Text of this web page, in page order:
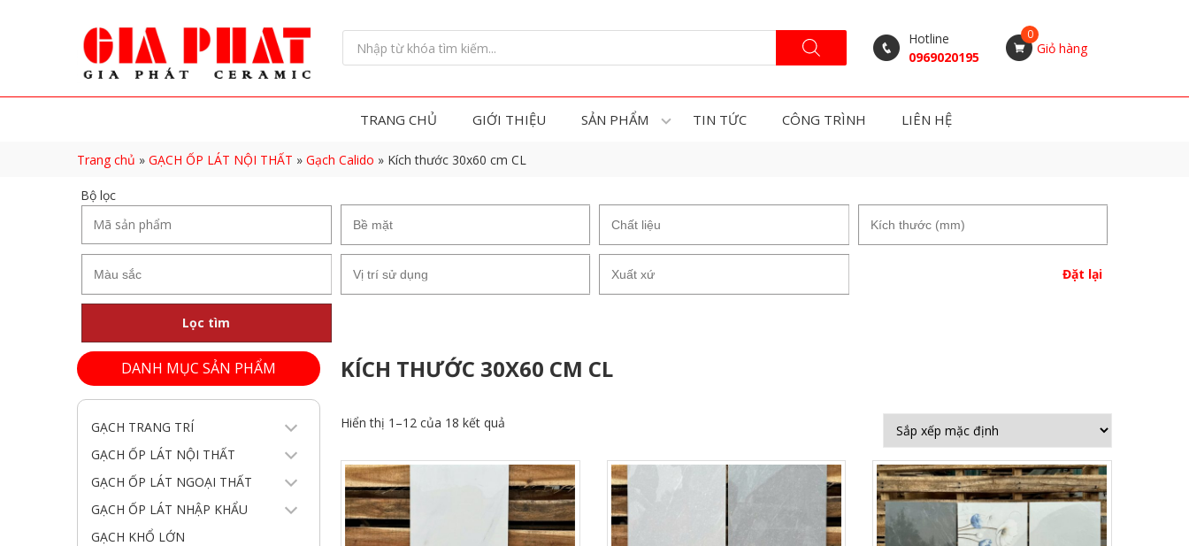
Hotline
0969020195
Giỏ hàng
TRANG CHỦ GIỚI THIỆU SẢN PHẨM TIN TỨC CÔNG TRÌNH LIÊN HỆ
Trang chủ » GẠCH ỐP LÁT NỘI THẤT » Gạch Calido » Kích thước 30x60 cm CL
Bộ lọc
Đặt lại
Lọc tìm
KÍCH THƯỚC 30X60 CM CL
Hiển thị 1–12 của 18 kết quả
DANH MỤC SẢN PHẨM
GẠCH TRANG TRÍ
GẠCH ỐP LÁT NỘI THẤT
GẠCH ỐP LÁT NGOẠI THẤT
GẠCH ỐP LÁT NHẬP KHẨU
GẠCH KHỔ LỚN